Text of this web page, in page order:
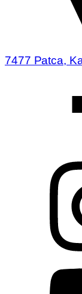
7477 Patca,